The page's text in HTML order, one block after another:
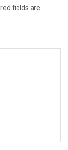
fields are